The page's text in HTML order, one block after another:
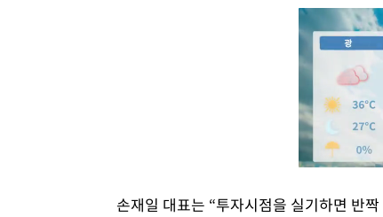
손재일 대표는 “투자시점을 실기하면 반